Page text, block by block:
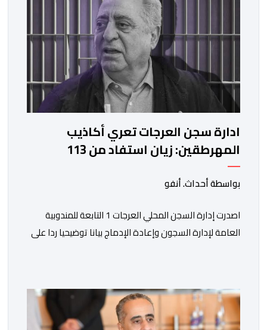
ادارة سجن العرجات تعري أكاذيب
المهرطقين: زيان استفاد من 113
استشارة و50 فحصا طبيا
بواسطة أحداث. أنفو
اصدرت إدارة السجن المحلي العرجات 1 التابعة للمندوبية
العامة لإدارة السجون وإعادة الإدماج بيانا توضيحيا ردا على
ذاتها، وذلك لتنوير الرأي العام بالحقائق والمعطيات
الدقيقة.واوضحت إدارة المؤسسة السجنية أن المعني بالأمر
يستفيد منذ إيداعه من تتبع طبي منتظم ومستمر وفقا […]